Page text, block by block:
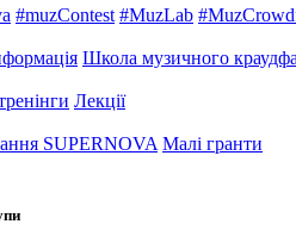
#muzContest #MuzLab
Школа музичного
Лекції
SUPERNOVA Малі гранти